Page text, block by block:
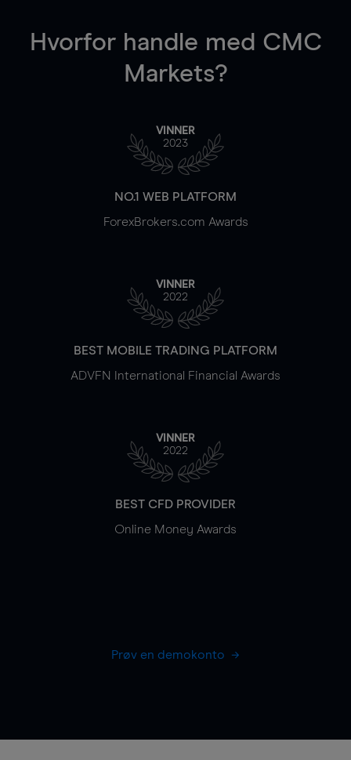
Hvorfor handle med CMC
Markets?
VINNER
2023
NO.1 WEB PLATFORM
ForexBrokers.com Awards
VINNER
2022
BEST MOBILE TRADING PLATFORM
ADVFN International Financial Awards
VINNER
2022
BEST CFD PROVIDER
Online Money Awards
Prøv en demokonto